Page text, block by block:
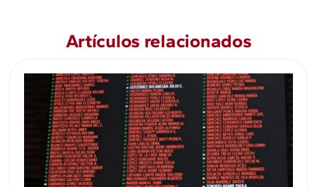
Artículos relacionados